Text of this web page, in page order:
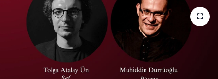
Gündem
KKTC
KKTC YEREL SEÇİM 2018